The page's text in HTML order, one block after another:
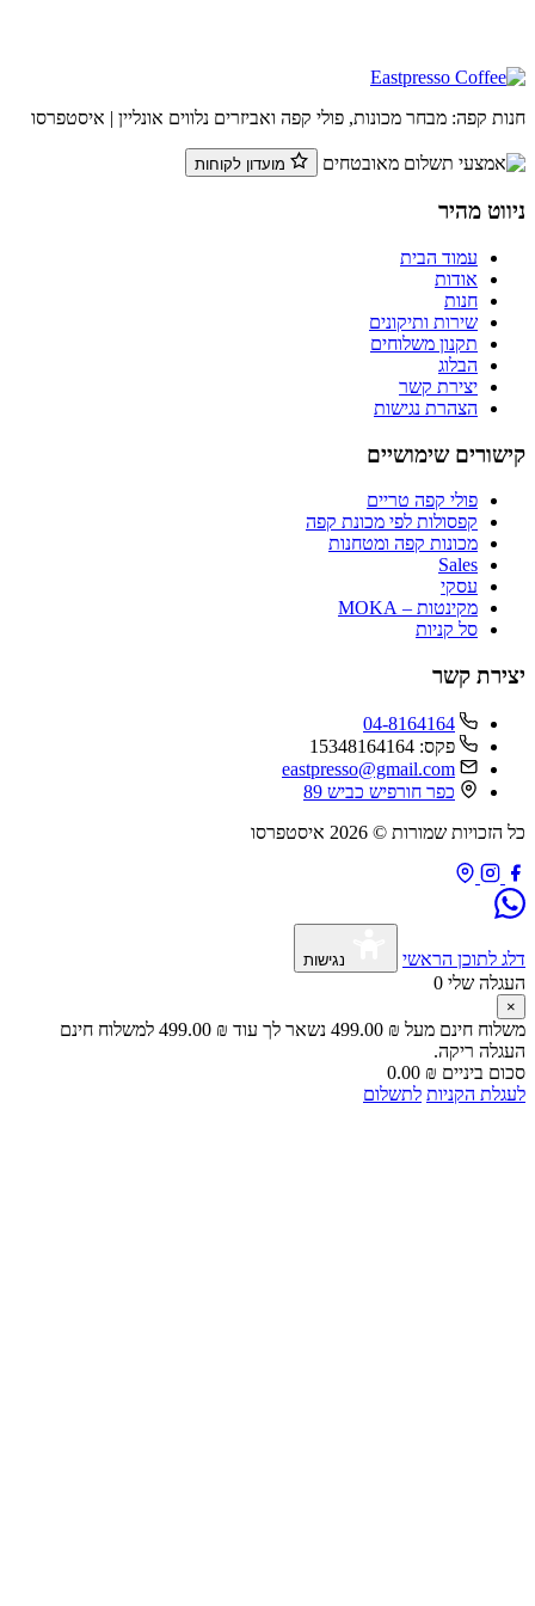
חנות קפה: מבחר מכונות, פולי קפה ואביזרים נלווים אונליין | איסטפרסו
ניווט מהיר
עמוד הבית
אודות
חנות
שירות ותיקונים
תקנון משלוחים
הבלוג
יצירת קשר
הצהרת נגישות
קישורים שימושיים
פולי קפה טריים
קפסולות לפי מכונת קפה
מכונות קפה ומטחנות
Sales
עסקי
מקינטות – MOKA
סל קניות
יצירת קשר
04-8164164
פקס: 15348164164
eastpresso@gmail.com
כפר חורפיש כביש 89
כל הזכויות שמורות © 2026 איסטפרסו
דלג לתוכן הראשי נגישות
העגלה שלי 0
×
משלוח חינם מעל ₪ נשאר לך עוד ₪
למשלוח חינם
העגלה ריקה.
סכום ביניים ₪
לעגלת הקניות לתשלום